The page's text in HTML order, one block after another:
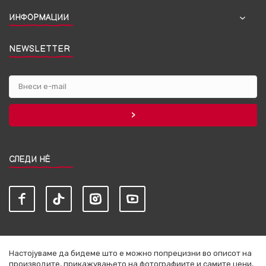
ИНФОРМАЦИИ
NEWSLETTER
СЛЕДИ НЀ
Настојуваме да бидеме што е можно попрецизни во описот на
производите, прикажувањето на фотографиите и самите цени,